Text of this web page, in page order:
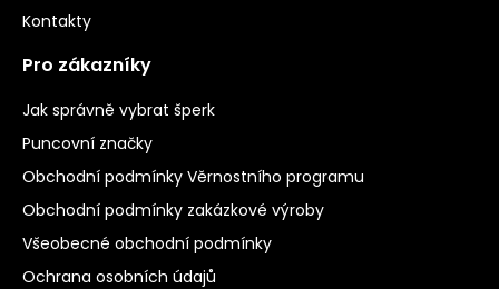
Kontakty
Pro zákazníky
Jak správně vybrat šperk
Puncovní značky
Obchodní podmínky Věrnostního programu
Obchodní podmínky zakázkové výroby
Všeobecné obchodní podmínky
Ochrana osobních údajů